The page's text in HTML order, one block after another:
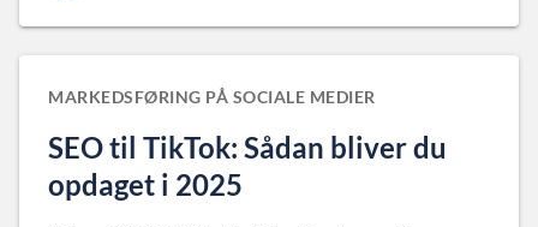
MARKEDSFØRING PÅ SOCIALE MEDIER
SEO til TikTok: Sådan bliver du
opdaget i 2025